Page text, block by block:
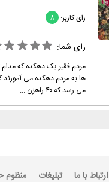
رای کاربر: 8
رای شما:
ها به مردم دهکده می آموزند
می رسد که ۴۰ راهزن ...
ارتباط با ما تبلیغات منظوم